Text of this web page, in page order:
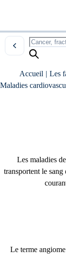
Accueil | Les
Maladies
Les maladies
transportent le
Le terme